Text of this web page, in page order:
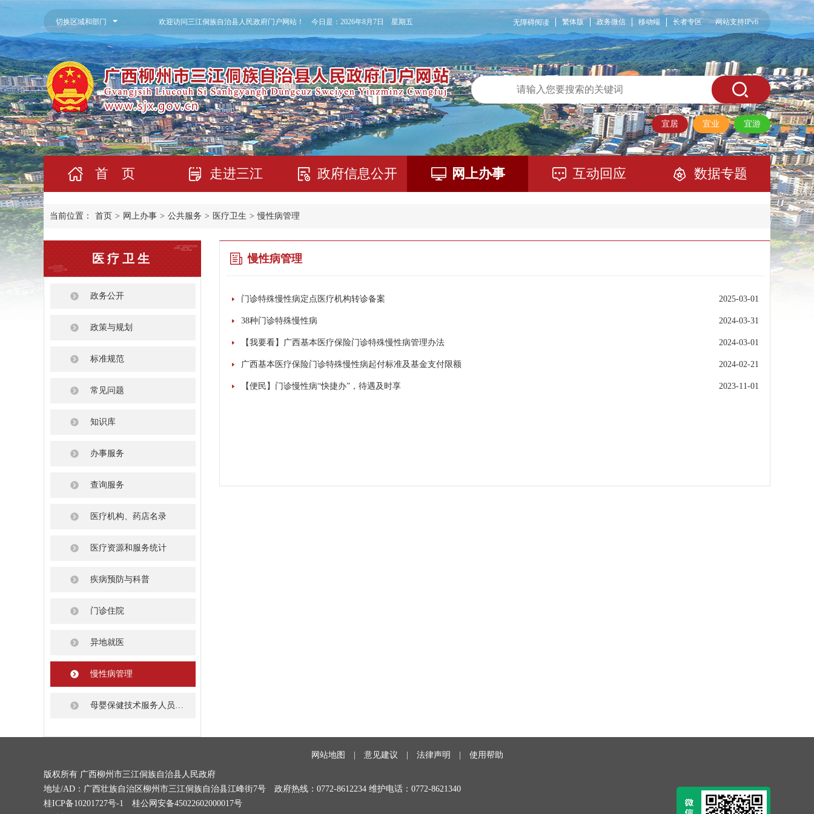
切换区域和部门 网站支持IPv6
无障碍阅读 繁体版 政务微信 移动端 长者专区
欢迎访问三江侗族自治县人民政府门户网站！ 今日是： 2026年8月7日 星期五
宜居 宜业 宜游
首 页 走进三江 政府信息公开 网上办事 互动回应 数据专题
当前位置： 首页 > 网上办事 > 公共服务 > 医疗卫生 > 慢性病管理
医疗卫生
政务公开
政策与规划
标准规范
常见问题
知识库
办事服务
查询服务
医疗机构、药店名录
医疗资源和服务统计
疾病预防与科普
门诊住院
异地就医
慢性病管理
母婴保健技术服务人员资格认定
慢性病管理
2025-03-01
门诊特殊慢性病定点医疗机构转诊备案
2024-03-31
38种门诊特殊慢性病
2024-03-01
【我要看】广西基本医疗保险门诊特殊慢性病管理办法
2024-02-21
广西基本医疗保险门诊特殊慢性病起付标准及基金支付限额
2023-11-01
【便民】门诊慢性病“快捷办”，待遇及时享
网站地图 意见建议 法律声明 使用帮助
版权所有 广西柳州市三江侗族自治县人民政府
地址/AD：广西壮族自治区柳州市三江侗族自治县江峰街7号
政府热线：0772-8612234 维护电话：0772-8621340
桂ICP备10201727号-1
桂公网安备45022602000017号